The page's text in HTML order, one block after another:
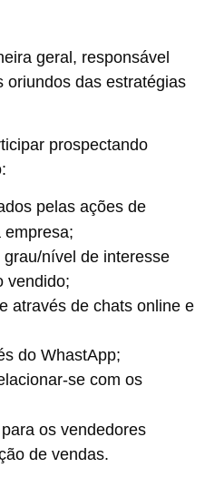
geral, responsável
oriundos das estratégias
prospectando
pelas ações de
empresa;
nível de interesse
vendido;
através de chats online e
do WhastApp;
se com os
os vendedores
de vendas.